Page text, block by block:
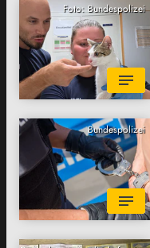
Foto: Bundespolizei
Bundespolizei